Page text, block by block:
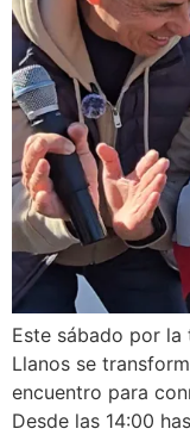
Este sábado por
Llanos se
encuentro para
Desde las 14:00